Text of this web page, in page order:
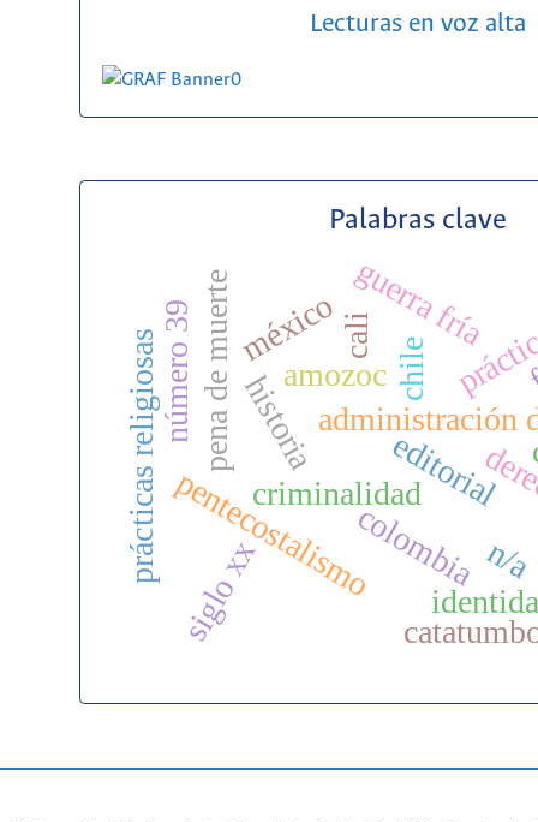
Lecturas en voz alta
Palabras clave
n/a
editorial
administración
criminalidad
historia
colombia
pentecostalismo
prácticas religiosas pena de muerte chile
siglo xx
amozoc
méxico guerra fría
cali
número 39